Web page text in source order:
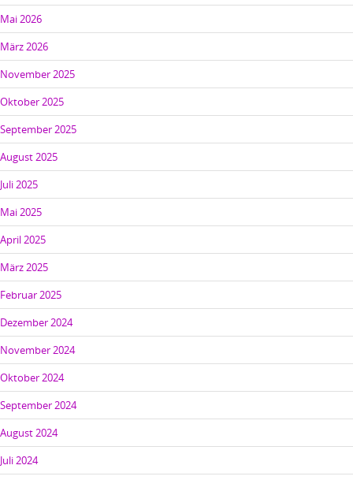
Mai 2026
März 2026
November 2025
Oktober 2025
September 2025
August 2025
Juli 2025
Mai 2025
April 2025
März 2025
Februar 2025
Dezember 2024
November 2024
Oktober 2024
September 2024
August 2024
Juli 2024